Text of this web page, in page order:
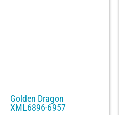
Golden Dragon
XML6896-6957